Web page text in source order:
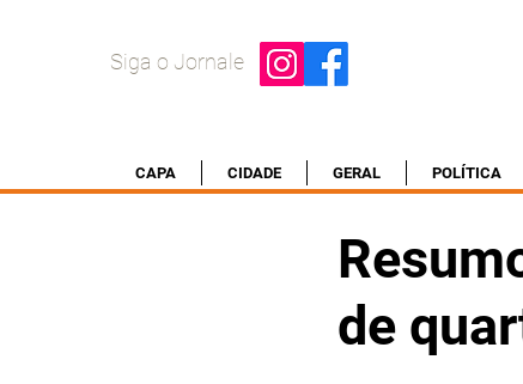
Siga o Jornale
CAPA CIDADE GERAL POLÍTICA
de